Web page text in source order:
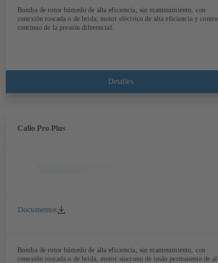
Bomba de rotor húmedo de alta eficiencia, sin mantenimiento, con
conexión roscada o de brida, motor eléctrico de alta eficiencia y
continuo de la presión diferencial.
Detalles
Calio Pro Plus
Documentos
Bomba de rotor húmedo de alta eficiencia, sin mantenimiento, con
conexión roscada o de brida, motor síncrono de imán permanente de